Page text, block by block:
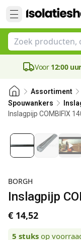
Voor 12:00 uur
Assortiment
Spouwankers
Inslagpijp COMBIFIX
BORGH
Inslagpijp
€ 14,52
5 stuks op